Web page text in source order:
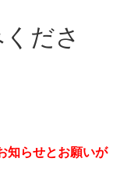
ださ
知らせとお願いが